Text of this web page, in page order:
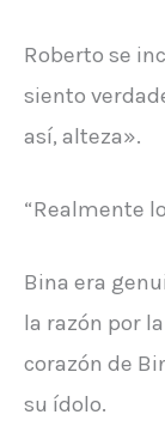
Roberto se
siento
así, alteza».
“Realmente
Bina era
la razón por
corazón de
su ídolo.